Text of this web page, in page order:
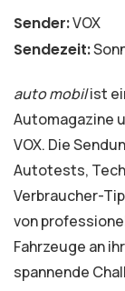
Sender:VOX
Sendezeit:
auto mobilist
Automagazine
VOX. Die
Autotests,
Verbraucher-
von
Fahrzeuge an
spannende